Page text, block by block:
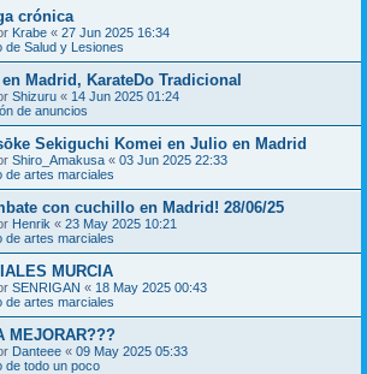
crónica
Krabe « 27 Jun 2025 16:34
de Salud y Lesiones
Madrid, KarateDo Tradicional
Shizuru « 14 Jun 2025 01:24
de anuncios
Sekiguchi Komei en Julio en Madrid
Shiro_Amakusa « 03 Jun 2025 22:33
de artes marciales
con cuchillo en Madrid! 28/06/25
Henrik « 23 May 2025 10:21
de artes marciales
MURCIA
SENRIGAN « 18 May 2025 00:43
de artes marciales
MEJORAR???
Danteee « 09 May 2025 05:33
de todo un poco